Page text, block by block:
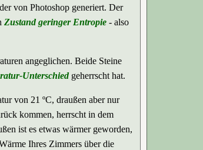
von Photoshop generiert. Der
Zustand geringer Entropie - also
angeglichen. Beide Steine
Unterschiedgeherrscht hat.
von 21 ºC, draußen aber nur
kommen, herrscht in dem
ist es etwas wärmer geworden,
Ihres Zimmers über die